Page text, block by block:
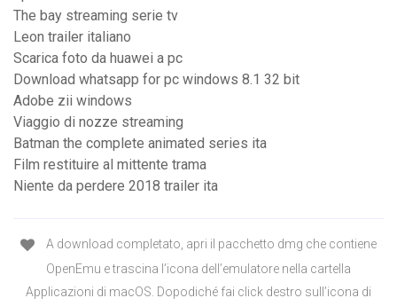
The bay streaming serie tv
Leon trailer italiano
Scarica foto da huawei a pc
Download whatsapp for pc windows 8.1 32 bit
Adobe zii windows
Viaggio di nozze streaming
Batman the complete animated series ita
Film restituire al mittente trama
Niente da perdere 2018 trailer ita
A download completato, apri il pacchetto dmg che contiene
OpenEmu e trascina l’icona dell’emulatore nella cartella
Applicazioni di macOS. Dopodiché fai click destro sull’icona di